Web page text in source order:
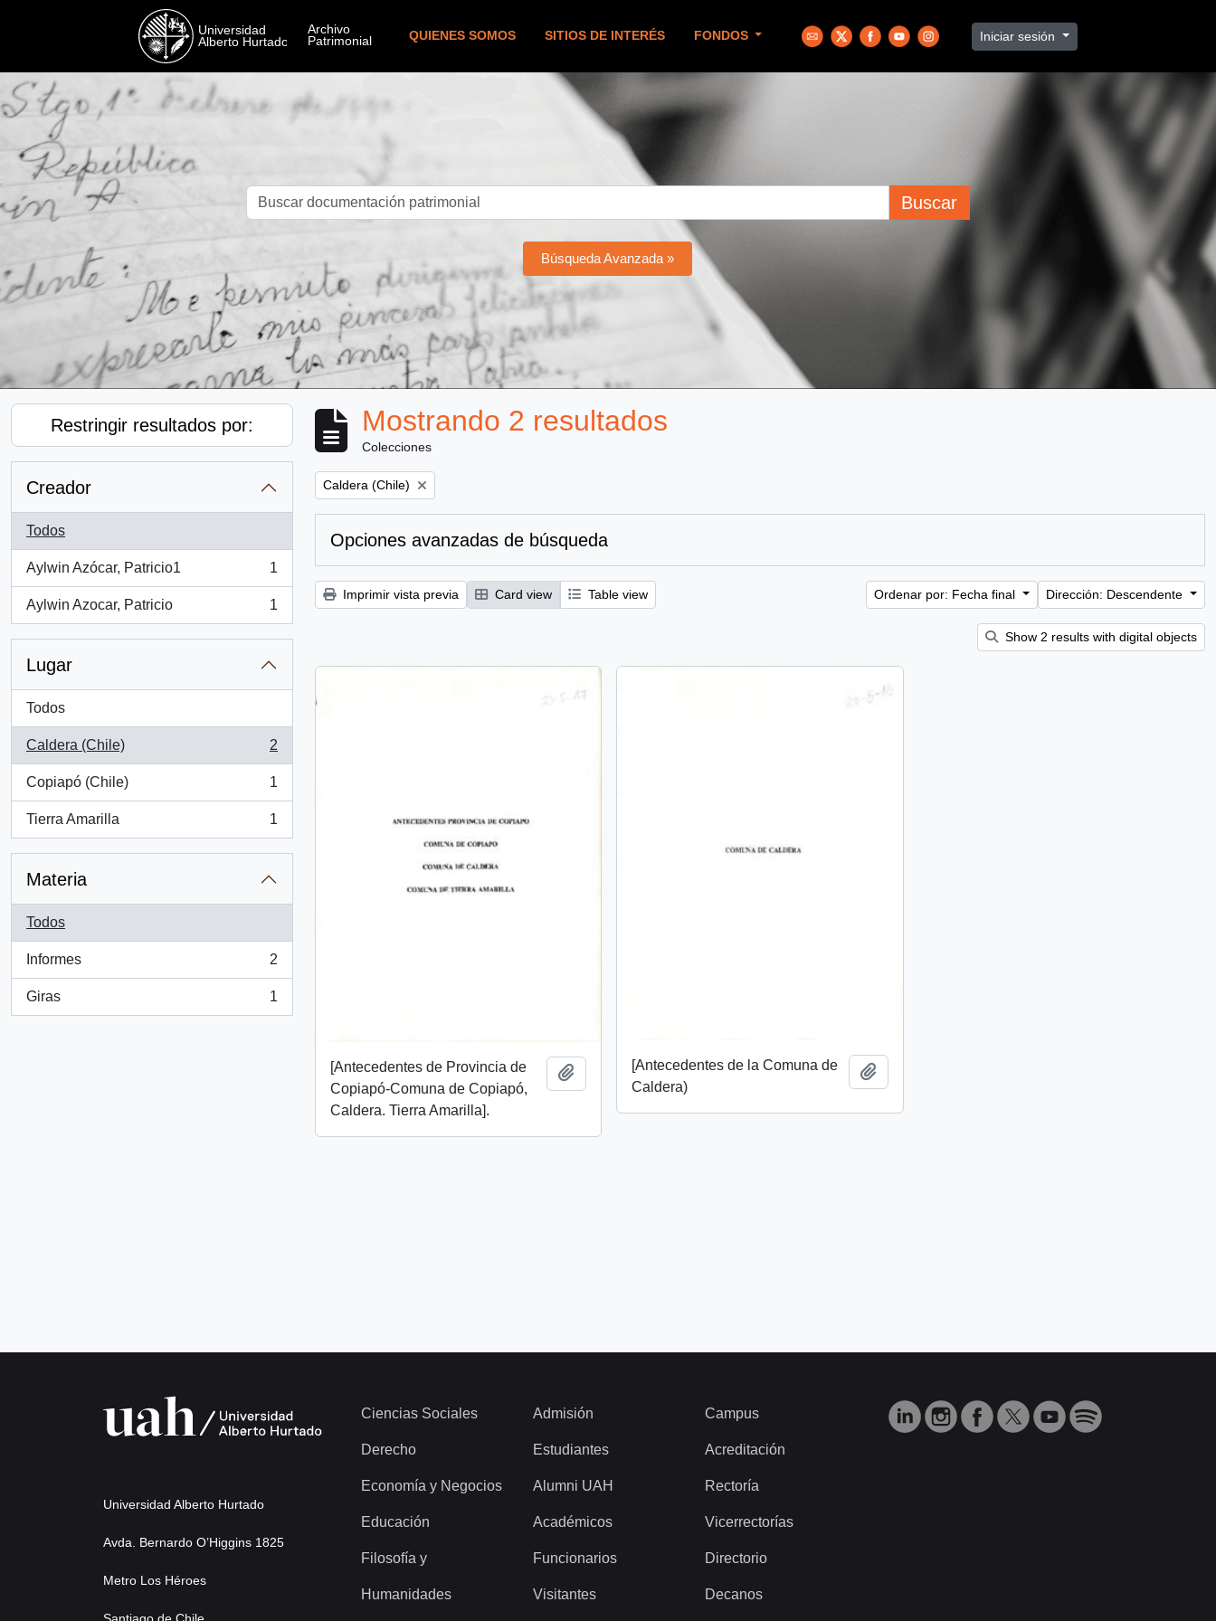
QUIENES SOMOS SITIOS DE INTERÉS FONDOS Iniciar sesión
Buscar
Búsqueda Avanzada »
Restringir resultados por:
Creador
Todos
Aylwin Azócar, Patricio1
, 1 resultados
1
Aylwin Azocar, Patricio
, 1 resultados
1
Lugar
Todos
Caldera (Chile)
, 2 resultados
2
Copiapó (Chile)
, 1 resultados
1
Tierra Amarilla
, 1 resultados
1
Materia
Todos
Informes
, 2 resultados
2
Giras
, 1 resultados
1
Mostrando 2 resultados
Colecciones
Remove filter:
Caldera (Chile)
Opciones avanzadas de búsqueda
Imprimir vista previa Card view Table view Ordenar por: Fecha final Dirección: Descendente
Show 2 results with digital objects
[Antecedentes de Provincia de
Copiapó-Comuna de Copiapó,
Caldera. Tierra Amarilla].
Añadir al portapapeles
[Antecedentes de la Comuna de
Caldera)
Añadir al portapapeles
Universidad Alberto Hurtado
Avda. Bernardo O’Higgins 1825
Metro Los Héroes
Ciencias Sociales
Derecho
Economía y Negocios
Educación
Filosofía y
Humanidades
Admisión
Estudiantes
Alumni UAH
Académicos
Funcionarios
Visitantes
Campus
Acreditación
Rectoría
Vicerrectorías
Directorio
Decanos